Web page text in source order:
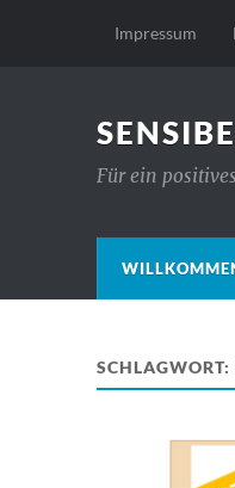
Impressum
Für ein
SCHLAGWORT: